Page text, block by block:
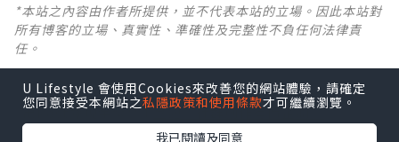
*本站之內容由作者所提供，並不代表本站的立場。因此本站對
所有博客的立場、真實性、準確性及完整性不負任何法律責
任。
【 U Creator 招募 】
出Post賺現金獎賞 l登記《社群創作有價企劃》
U Lifestyle 會使用Cookies來改善您的網站體驗，請確定
您同意接受本網站之私隱政策和使用條款才可繼續瀏覽。
我已閱讀及同意